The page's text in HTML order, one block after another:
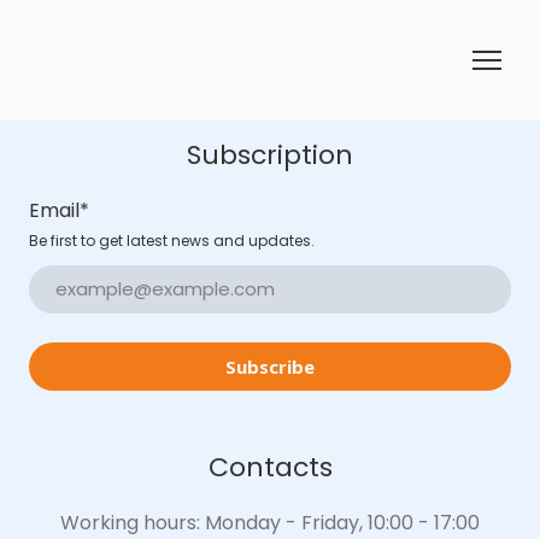
Subscription
Email*
Be first to get latest news and updates.
Subscribe
Contacts
Working hours: Monday - Friday, 10:00 - 17:00